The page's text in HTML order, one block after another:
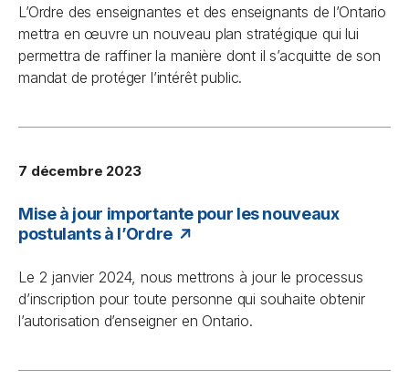
L’Ordre des enseignantes et des enseignants de l’Ontario
mettra en œuvre un nouveau plan stratégique qui lui
permettra de raffiner la manière dont il s’acquitte de son
mandat de protéger l’intérêt public.
7 décembre 2023
Mise à jour importante pour les nouveaux
postulants à l’Ordre
Le 2 janvier 2024, nous mettrons à jour le processus
d’inscription pour toute personne qui souhaite obtenir
l’autorisation d’enseigner en Ontario.